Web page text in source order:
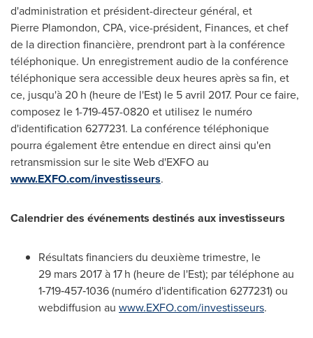
d'administration et président-directeur général, et
Pierre Plamondon, CPA, vice-président, Finances, et chef
de la direction financière, prendront part à la conférence
téléphonique. Un enregistrement audio de la conférence
téléphonique sera accessible deux heures après sa fin, et
ce, jusqu'à 20 h (heure de l'Est) le 5 avril 2017. Pour ce faire,
composez le 1-719-457-0820 et utilisez le numéro
d'identification 6277231. La conférence téléphonique
pourra également être entendue en direct ainsi qu'en
retransmission sur le site Web d'EXFO au
www.EXFO.com/investisseurs.
Calendrier des événements destinés aux investisseurs
Résultats financiers du deuxième trimestre, le
29 mars 2017 à 17 h (heure de l'Est); par téléphone au
1‑719‑457‑1036 (numéro d'identification 6277231) ou
webdiffusion au www.EXFO.com/investisseurs.